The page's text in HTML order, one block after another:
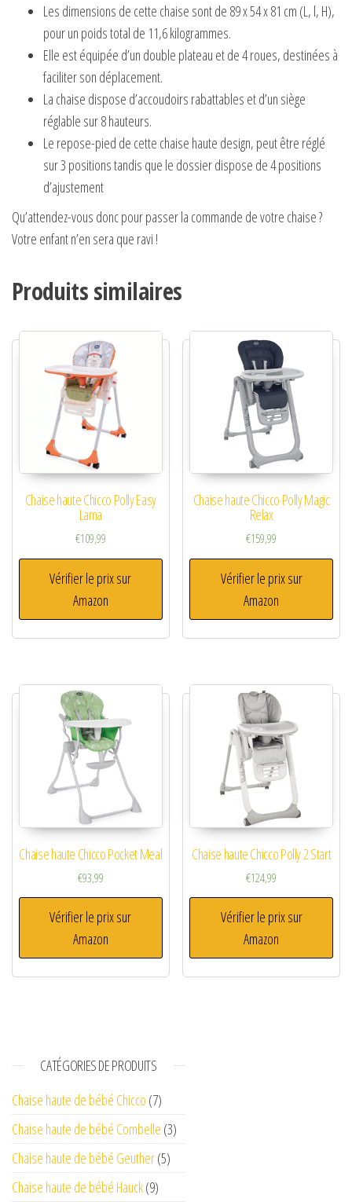
Les dimensions de cette chaise sont de 89 x 54 x 81 cm (L, l, H),
pour un poids total de 11,6 kilogrammes.
Elle est équipée d’un double plateau et de 4 roues, destinées à
faciliter son déplacement.
La chaise dispose d’accoudoirs rabattables et d’un siège
réglable sur 8 hauteurs.
Le repose-pied de cette chaise haute design, peut être réglé
sur 3 positions tandis que le dossier dispose de 4 positions
d’ajustement
Qu’attendez-vous donc pour passer la commande de votre chaise ?
Votre enfant n’en sera que ravi !
Produits similaires
Chaise haute Chicco Polly Easy
Lama
€109,99
Vérifier le prix sur
Amazon
Chaise haute Chicco Polly Magic
Relax
€159,99
Vérifier le prix sur
Amazon
Chaise haute Chicco Pocket Meal
€93,99
Vérifier le prix sur
Amazon
Chaise haute Chicco Polly 2 Start
€124,99
Vérifier le prix sur
Amazon
CATÉGORIES DE PRODUITS
Chaise haute de bébé Chicco (7)
Chaise haute de bébé Combelle (3)
Chaise haute de bébé Geuther(5)
Chaise haute de bébé Hauck(9)